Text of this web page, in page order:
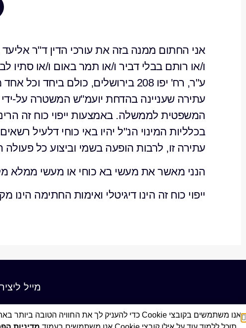
אני החתום ממנה בזה את עורכי הדין ד"ר אליעד
ו/או רותם בבלי דביר ו/או תמר באום ו/או סתיו
ע"ר, רח' יפו 208 בירושלים, כולם
עתירה שעניינה בהדחת יועמ"ש המשטרה על-
המשפטית לממשלה. באמצעות ייפוי כוח זה
בכלליות המינוי הנ"ל יהיו באי כוחי דלעיל
עתירה זו, לרבות הופעה בשמי וביצוע כל
הנני מאשר את מעשי בא כוחי או מעשי ממלא
ייפוי כוח זה הינו דיגיטלי ואימות החתימה הינו
מייל
אנו משתמשים בקובצי Cookie כדי להעניק לך את החוויה הטובה ביותר באתר שלנו.